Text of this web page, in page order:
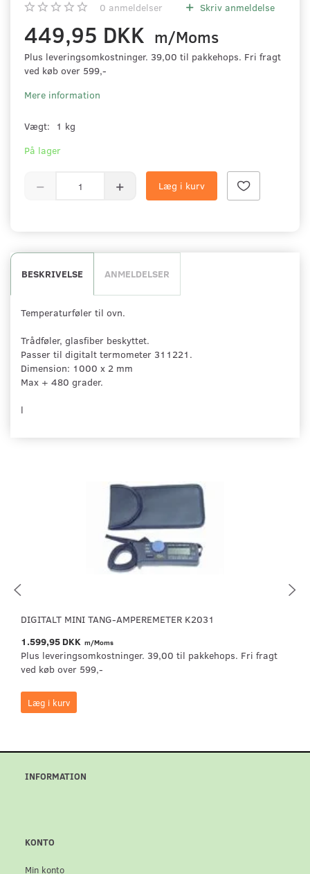
0 anmeldelser Skriv anmeldelse
449,95 DKK m/Moms
Plus leveringsomkostninger. 39,00 til pakkehops. Fri fragt
ved køb over 599,-
Mere information
Vægt:
1 kg
På lager
Læg i kurv
BESKRIVELSE ANMELDELSER
Temperaturføler til ovn.
Trådføler, glasfiber beskyttet.
Passer til digitalt termometer 311221.
Dimension: 1000 x 2 mm
Max + 480 grader.
l
DIGITALT MINI TANG-AMPEREMETER K2031
1.599,95 DKK m/Moms
Plus leveringsomkostninger. 39,00 til pakkehops. Fri fragt
ved køb over 599,-
Læg i kurv
INFORMATION
KONTO
Min konto